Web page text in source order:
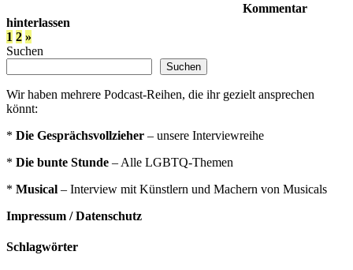
Kommentar
hinterlassen
Seitennummerierung
der
Beiträge
1 2 Nächste
Beiträge
»
Suchen
Suchen
Wir haben mehrere Podcast-Reihen, die ihr gezielt ansprechen
könnt:
* Die Gesprächsvollzieher – unsere Interviewreihe
* Die bunte Stunde – Alle LGBTQ-Themen
* Musical – Interview mit Künstlern und Machern von Musicals
Impressum / Datenschutz
Schlagwörter